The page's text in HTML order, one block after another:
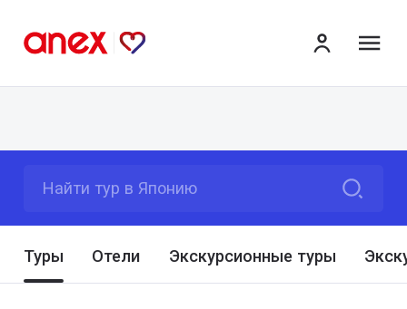
Найти тур в Японию
Туры Отели Экскурсионные туры